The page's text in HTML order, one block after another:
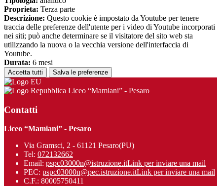
Proprieta: Terza parte
Descrizione: Questo cookie è impostato da Youtube per tenere
traccia delle preferenze dell'utente per i video di Youtube incorporati
nei siti; può anche determinare se il visitatore del sito web sta
utilizzando la nuova o la vecchia versione dell'interfaccia di
Youtube.
Durata: 6 mesi
Accetta tutti Salva le preferenze
Liceo “Mamiani” - Pesaro
Contatti
Liceo “Mamiani” - Pesaro
Via Gramsci, 2 - 61121 Pesaro(PU)
Tel: 072132662
Email: pspc03000n@istruzione.itLink per inviare una mail
PEC: pspc03000n@pec.istruzione.itLink per inviare una mail
C.F.: 80005750411